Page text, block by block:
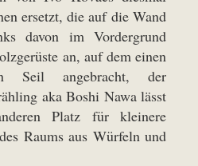
ersetzt, die auf die Wand
davon im Vordergrund
an, auf dem einen
Seil angebracht, der
aka Boshi Nawa lässt
Platz für kleinere
Raums aus Würfeln und